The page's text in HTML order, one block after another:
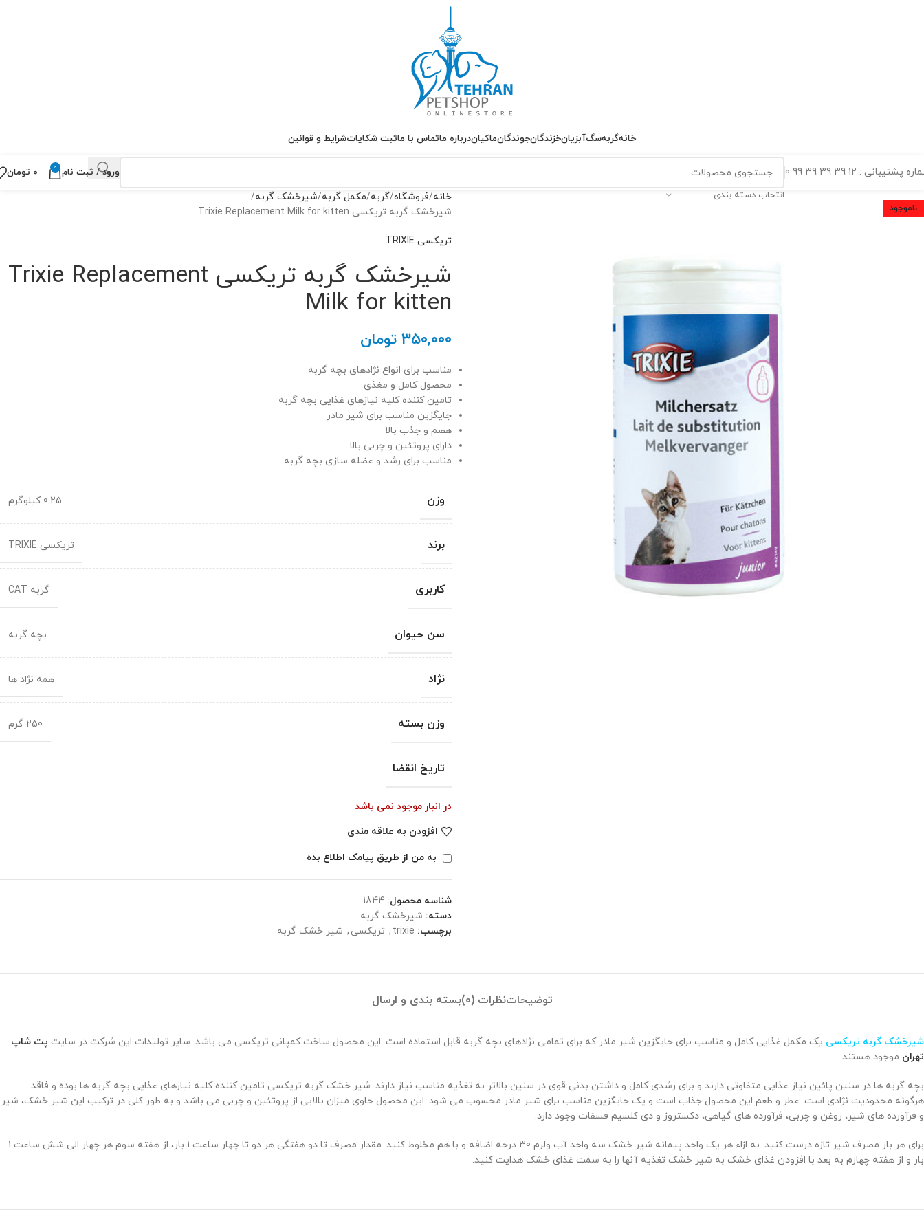
خانهگربهسگآبزیانخزندگانجوندگانماکیاندرباره ماتماس با ماثبت شکایاتشرایط و قوانین
پشتیبانی : 12 39 39 39 99 0
انتخاب دسته بندی
ورود / ثبت نام 0 ۰ تومان
ناموجود
خانه فروشگاه گربه مکمل گربه شیرخشک گربه
شیرخشک گربه تریکسی Trixie Replacement Milk for kitten
تریکسی TRIXIE
شیرخشک گربه تریکسی Trixie Replacement
Milk for kitten
۳۵۰,۰۰۰ تومان
مناسب برای انواع نژادهای بچه گربه
محصول کامل و مغذی
تامین کننده کلیه نیازهای غذایی بچه گربه
جایگزین مناسب برای شیر مادر
هضم و جذب بالا
دارای پروتئین و چربی بالا
مناسب برای رشد و عضله سازی بچه گربه
وزن 0.25 کیلوگرم
برند تریکسی TRIXIE
کاربری گربه CAT
سن حیوان بچه گربه
نژاد همه نژاد ها
وزن بسته 250 گرم
تاریخ انقضا
در انبار موجود نمی باشد
افزودن به علاقه مندی
به من از طریق پیامک اطلاع بده
شناسه محصول: 1844
دسته: شیرخشک گربه
برچسب: trixie
, تریکسی , شیر خشک گربه
توضیحاتنظرات (0) بسته بندی و ارسال
شیرخشک گربه تریکسی یک مکمل غذایی کامل و مناسب برای جایگزین شیر مادر که برای تمامی نژادهای بچه گربه قابل استفاده است. این محصول ساخت کمپانی تریکسی می باشد. سایر تولیدات این شرکت در سایت پت شاپ
تهران موجود هستند.
بچه گربه ها در سنین پائین نیاز غذایی متفاوتی دارند و برای رشدی کامل و داشتن بدنی قوی در سنین بالاتر به تغذیه مناسب نیاز دارند. شیر خشک گربه تریکسی تامین کننده کلیه نیازهای غذایی بچه گربه ها بوده و فاقد
هرگونه محدودیت نژادی است. عطر و طعم این محصول جذاب است و یک جایگزین مناسب برای شیر مادر محسوب می شود. این محصول حاوی میزان بالایی از پروتئین و چربی می باشد و به طور کلی در ترکیب این شیر خشک، شیر
و فرآورده های شیر، روغن و چربی، فرآورده های گیاهی، دکستروز و دی کلسیم فسفات وجود دارد.
برای هر بار مصرف شیر تازه درست کنید. به ازاء هر یک واحد پیمانه شیر خشک سه واحد آب ولرم 30 درجه اضافه و با هم مخلوط کنید. مقدار مصرف تا دو هفتگی هر دو تا چهار ساعت 1 بار، از هفته سوم هر چهار الی شش ساعت 1
بار و از هفته چهارم به بعد با افزودن غذای خشک به شیر خشک تغذیه آنها را به سمت غذای خشک هدایت کنید.